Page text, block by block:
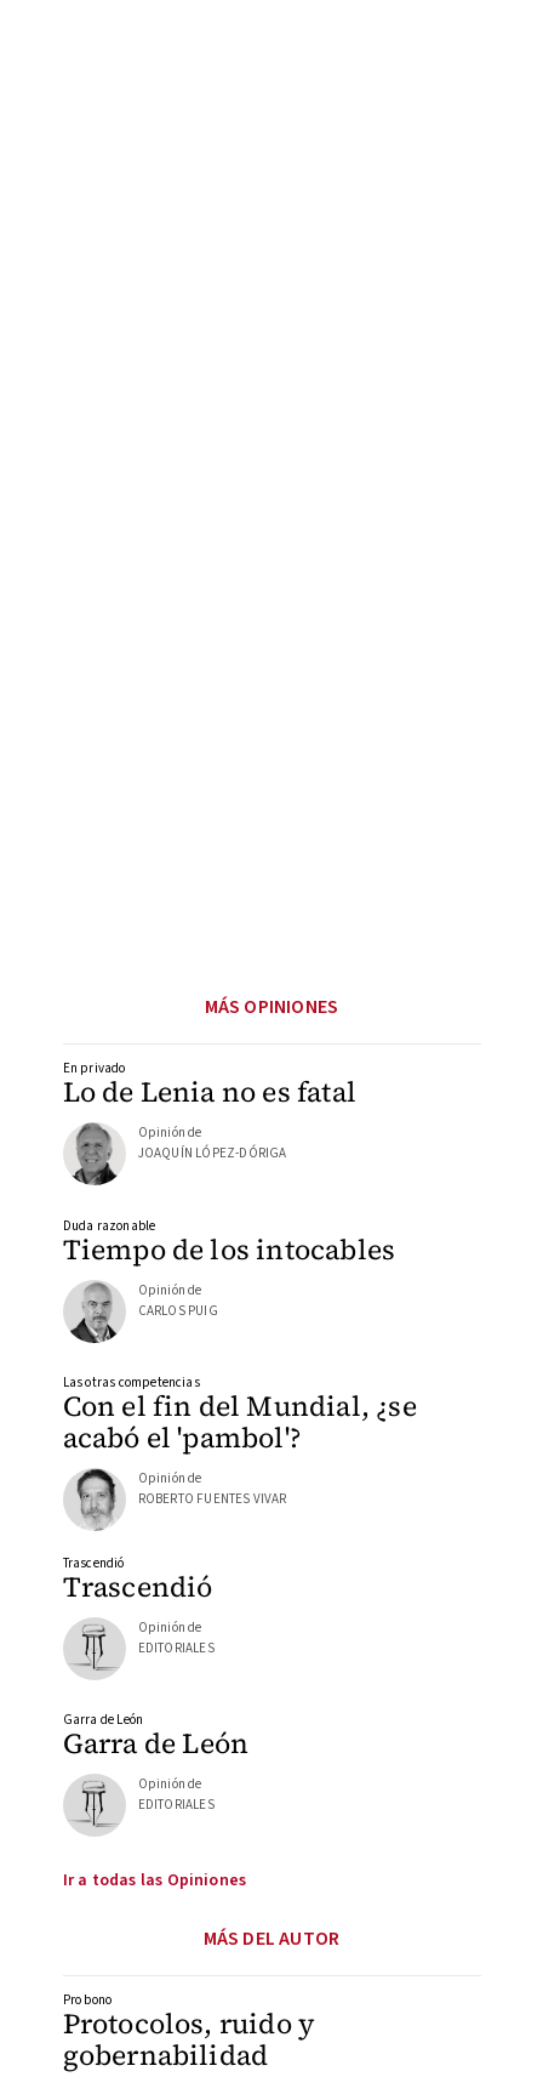
MÁS OPINIONES
Lo de Lenia no es fatal
En privado
Opinión de
JOAQUÍN LÓPEZ-DÓRIGA
Tiempo de los intocables
Duda razonable
Opinión de
CARLOS PUIG
Con el fin del Mundial, ¿se
acabó el 'pambol'?
Las otras competencias
Opinión de
ROBERTO FUENTES VIVAR
Trascendió
Trascendió
Opinión de
EDITORIALES
Garra de León
Garra de León
Opinión de
EDITORIALES
Ir a todas las Opiniones
MÁS DEL AUTOR
Protocolos, ruido y
gobernabilidad
Pro bono